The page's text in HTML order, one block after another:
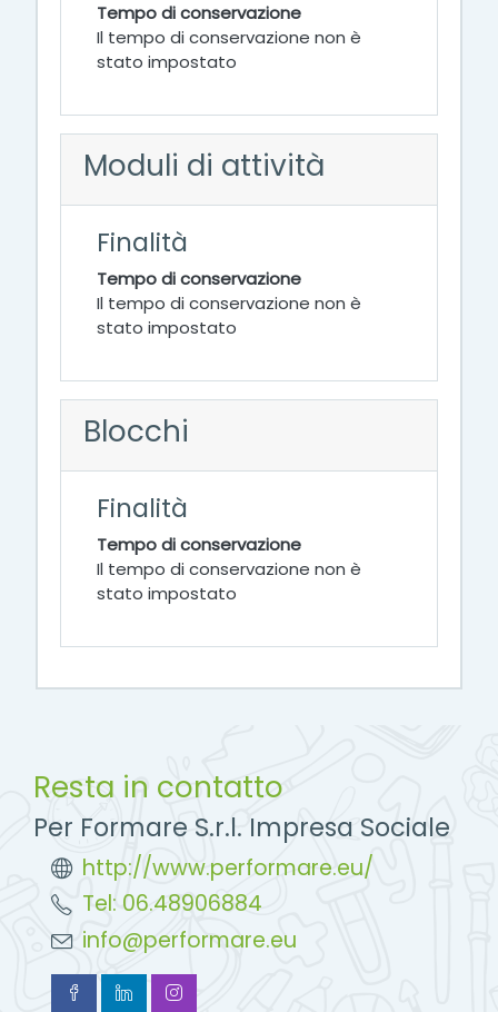
Tempo di conservazione
Il tempo di conservazione non è
stato impostato
Moduli di attività
Finalità
Tempo di conservazione
Il tempo di conservazione non è
stato impostato
Blocchi
Finalità
Tempo di conservazione
Il tempo di conservazione non è
stato impostato
Resta in contatto
Per Formare S.r.l. Impresa Sociale
http://www.performare.eu/
Tel: 06.48906884
info@performare.eu